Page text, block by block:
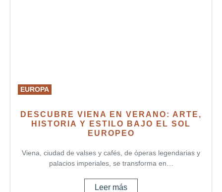
EUROPA
DESCUBRE VIENA EN VERANO: ARTE,
HISTORIA Y ESTILO BAJO EL SOL
EUROPEO
Viena, ciudad de valses y cafés, de óperas legendarias y
palacios imperiales, se transforma en…
Leer más